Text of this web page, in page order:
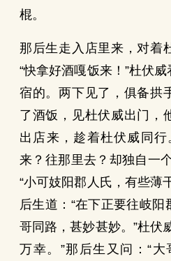
棍。
那后生走入店里来，对着
“快拿好酒嘎饭来！”杜伏
宿的。两下见了，俱备拱
了酒饭，见杜伏威出门，
出店来，趁着杜伏威同
来？往那里去？却独自一
“小可妓阳郡人氏，有些薄
后生道：“在下正要往岐
哥同路，甚妙甚妙。”杜伏
万幸。”那后生又问：“